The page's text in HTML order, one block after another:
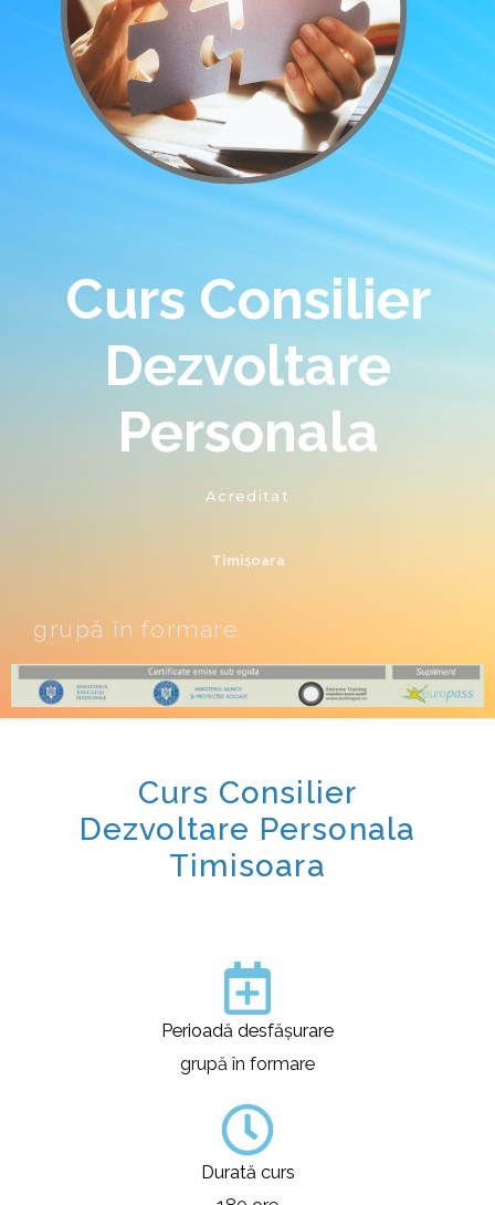
Curs Consilier
Dezvoltare
Personala
Acreditat
Timișoara
grupă în formare
Curs Consilier
Dezvoltare Personala
Timisoara
Perioadă desfășurare
grupă în formare
Durată curs